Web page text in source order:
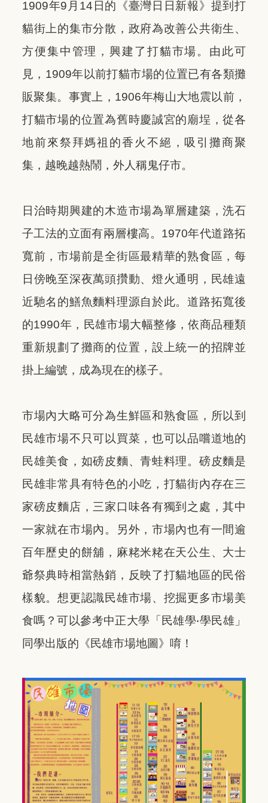
1909年9月14日的《臺灣日日新報》提到打
貓街上的集市分散，政府為改善公共衛生、
方便集中管理，興建了打貓市場。由此可
見，1909年以前打貓市場的位置已有各類攤
販聚集。事實上，1906年梅山大地震以前，
打貓市場的位置為舊時慶誠宮的廟埕，從各
地前來祭拜媽祖的香火不絕，吸引攤商聚
集，越晚越熱鬧，外人稱鬼仔市。
日治時期興建的木造市場為單層建築，洗石
子工法的立面有兩層樓高。1970年代道路拓
寬前，市場前是全街區最精華的熟食區，每
日傍晚至深夜萬頭攢動、燈火通明，民雄遠
近馳名的鱔魚麵料理源自於此。道路拓寬後
的1990年，民雄市場大幅整修，依商品種類
重新規劃了攤商的位置，設上統一的招牌並
掛上編號，成為現在的樣子。
市場內大略可分為生鮮區和熟食區，所以到
民雄市場不只可以買菜，也可以品嚐道地的
民雄美食，如磅皮麵、青蛙料理。磅皮麵是
民雄非常具有特色的小吃，打貓街內存在三
家磅皮麵店，三家口味各有獨到之處，其中
一家就在市場內。另外，市場內也有一間逾
百年歷史的餅舖，麻粩米粩在天公生、大士
爺祭典時相當熱銷，反映了打貓地區的民俗
樣貌。想更認識民雄市場、挖掘更多市場美
食嗎？可以參考中正大學「民雄學‧學民雄」
同學出版的《民雄市場地圖》唷！